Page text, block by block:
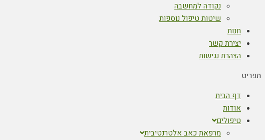
נקודה למחשבה
שיטות טיפול נוספות
חנות
יצירת קשר
הצהרת נגישות
תפריט
דף הבית
אודות
טיפולים
מרפאת כאב אלטרנטיבית